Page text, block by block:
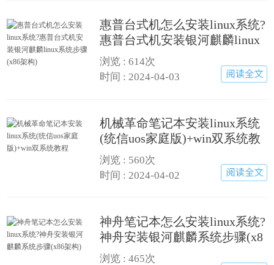
惠普台式机怎么安装linux系统?
惠普台式机安装银河麒麟linux
系统步骤(x86架构)
浏览 :614次
时间 : 2024-04-03
机械革命笔记本安装linux系统
(统信uos家庭版)+win双系统教
程
浏览 : 560次
时间 : 2024-04-02
神舟笔记本怎么安装linux系统?
神舟安装银河麒麟系统步骤(x8
6架构)
浏览 :465次